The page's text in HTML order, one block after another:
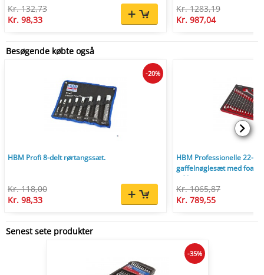
Kr. 132,73
Kr. 98,33
Kr. 1283,19
Kr. 987,04
Besøgende købte også
HBM Profi 8-delt rørtangssæt.
Kr. 118,00
Kr. 98,33
-20%
HBM Professionelle 22-
gaffelnøglesæt med foam
x 60 mm.
Kr. 1065,87
Kr. 789,55
Senest sete produkter
-35%